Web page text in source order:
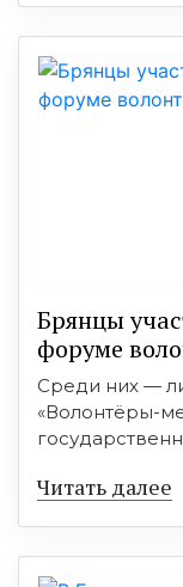
Брянцы
форуме
Среди них —
«Волонтёры-
Читать далее